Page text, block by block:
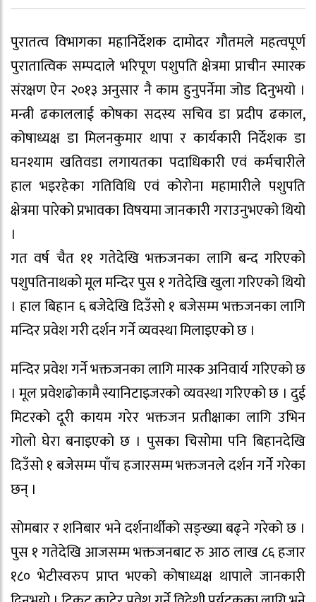
पुरातत्व विभागका महानिर्देशक दामोदर गौतमले महत्वपूर्ण
पुरातात्विक सम्पदाले भरिपूण पशुपति क्षेत्रमा प्राचीन स्मारक
संरक्षण ऐन २०१३ अनुसार नै काम हुनुपर्नेमा जोड दिनुभयो ।
मन्त्री ढकाललाई कोषका सदस्य सचिव डा प्रदीप ढकाल,
कोषाध्यक्ष डा मिलनकुमार थापा र कार्यकारी निर्देशक डा
घनश्याम खतिवडा लगायतका पदाधिकारी एवं कर्मचारीले
हाल भइरहेका गतिविधि एवं कोरोना महामारीले पशुपति
क्षेत्रमा पारेको प्रभावका विषयमा जानकारी गराउनुभएको थियो
।
गत वर्ष चैत ११ गतेदेखि भक्तजनका लागि बन्द गरिएको
पशुपतिनाथको मूल मन्दिर पुस १ गतेदेखि खुला गरिएको थियो
। हाल बिहान ६ बजेदेखि दिउँसो १ बजेसम्म भक्तजनका लागि
मन्दिर प्रवेश गरी दर्शन गर्ने व्यवस्था मिलाइएको छ ।
मन्दिर प्रवेश गर्ने भक्तजनका लागि मास्क अनिवार्य गरिएको छ
। मूल प्रवेशढोकामै स्यानिटाइजरको व्यवस्था गरिएको छ । दुई
मिटरको दूरी कायम गरेर भक्तजन प्रतीक्षाका लागि उभिन
गोलो घेरा बनाइएको छ । पुसका चिसोमा पनि बिहानदेखि
दिउँसो १ बजेसम्म पाँच हजारसम्म भक्तजनले दर्शन गर्ने गरेका
छन् ।
सोमबार र शनिबार भने दर्शनार्थीको सङ्ख्या बढ्ने गरेको छ ।
पुस १ गतेदेखि आजसम्म भक्तजनबाट रु आठ लाख ८६ हजार
१८० भेटीस्वरुप प्राप्त भएको कोषाध्यक्ष थापाले जानकारी